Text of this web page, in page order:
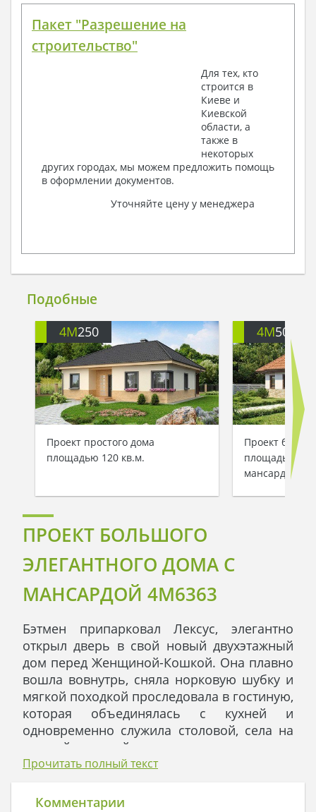
Пакет "Разрешение на
строительство"
Для тех, кто
строится в
Киеве и
Киевской
области, а
также в
некоторых
других городах, мы можем предложить помощь
в оформлении документов.
Уточняйте цену у менеджера
Подобные
4M250
Проект простого дома
площадью 120 кв.м.
4M506
Проект
площадью
мансардой
ПРОЕКТ БОЛЬШОГО
ЭЛЕГАНТНОГО ДОМА С
МАНСАРДОЙ 4M6363
Бэтмен припарковал Лексус, элегантно
открыл дверь в свой новый двухэтажный
дом перед Женщиной-Кошкой. Она плавно
вошла вовнутрь, сняла норковую шубку и
мягкой походкой проследовала в гостиную,
которая объединялась с кухней и
одновременно служила столовой, села на
черный кожаный диван и сказала:
- Бэтмен, у тебя восхитительный дом!
Доверься моему вкусу: жилище вышло что
Прочитать полный текст
Комментарии